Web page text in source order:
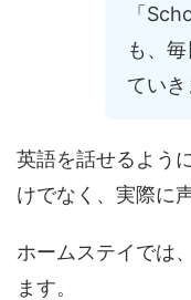
「
も、
ていき
英語を話せるよう
けでなく、実際に
ホームステイでは
ます。